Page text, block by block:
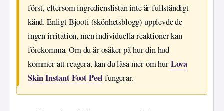
först, eftersom ingredienslistan inte är fullständigt
känd. Enligt Bjooti (skönhetsblogg) upplevde de
ingen irritation, men individuella reaktioner kan
förekomma. Om du är osäker på hur din hud
kommer att reagera, kan du läsa mer om hurLova
Skin Instant Foot Peel fungerar.